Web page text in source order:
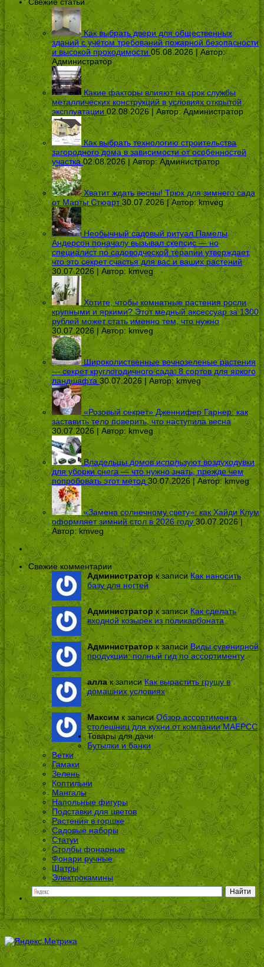
Свежие статьи
Как выбрать двери для общественных
зданий с учётом требований пожарной безопасности
и высокой проходимости 05.08.2026 | Автор:
Администратор
Какие факторы влияют на срок службы
металлических конструкций в условиях открытой
эксплуатации 02.08.2026 | Автор:Администратор
Как выбрать технологию строительства
загородного дома в зависимости от особенностей
участка 02.08.2026 | Автор:Администратор
Хватит ждать весны! Трюк для зимнего сада
от Марты Стюарт 30.07.2026 | Автор:kmveg
Необычный садовый ритуал Памелы
Андерсон поначалу вызывал скепсис — но
специалист по садоводческой терапии утверждает,
что это секрет счастья для вас и ваших растений
30.07.2026 | Автор: kmveg
Хотите, чтобы комнатные растения росли
крупными и яркими? Этот медный аксессуар за 1300
рублей может стать именно тем, что нужно
30.07.2026 | Автор: kmveg
Широколиственные вечнозеленые растения
— секрет круглогодичного сада: 8 сортов для яркого
ландшафта 30.07.2026 | Автор:kmveg
«Розовый секрет» Дженнифер Гарнер: как
заставить тело поверить, что наступила весна
30.07.2026 | Автор: kmveg
Владельцы домов используют воздуходувки
для уборки снега — что нужно знать, прежде чем
попробовать этот метод 30.07.2026 | Автор: kmveg
«Замена солнечному свету»: как Хайди Клум
оформляет зимний стол в 2026 году 30.07.2026 |
Автор:kmveg
Свежие комментарии
Администратор к записиКак наносить
базу для ногтей
Администраторк записиКак сделать
входной козырек из поликарбоната
Администраторк записиВиды сувенирной
продукции: полный гид по ассортименту
аллак записиКак вырастить грушу в
домашних условиях
Максимк записиОбзор ассортимента
столешниц для кухни от компании МАЕРСС
Товары для дачи
Бутылки и банки
Ветки
Гамаки
Зелень
Коптильни
Мангалы
Напольные фигуры
Подставки для цветов
Растения в горшке
Садовые наборы
Статуи
Столбы фонарные
Фонари ручные
Шатры
Электрокамины